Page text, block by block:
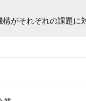
がそれぞれの課題に